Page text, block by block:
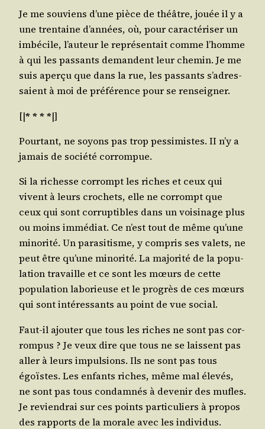
Je me sou­viens d’une pièce de théâtre, jouée il y a
une tren­taine d’an­nées, où, pour carac­té­ri­ser un
imbé­cile, l’au­teur le repré­sen­tait comme l’homme
à qui les pas­sants demandent leur che­min. Je me
suis aper­çu que dans la rue, les pas­sants s’a­dres­
saient à moi de pré­fé­rence pour se renseigner.
[|* * * *|]
Pour­tant, ne soyons pas trop pes­si­mistes. II n’y a
jamais de socié­té corrompue.
Si la richesse cor­rompt les riches et ceux qui
vivent à leurs cro­chets, elle ne cor­rompt que
ceux qui sont cor­rup­tibles dans un voi­si­nage plus
ou moins immé­diat. Ce n’est tout de même qu’une
mino­ri­té. Un para­si­tisme, y com­pris ses valets, ne
peut être qu’une mino­ri­té. La majo­ri­té de la popu­
la­tion tra­vaille et ce sont les mœurs de cette
popu­la­tion labo­rieuse et le pro­grès de ces mœurs
qui sont inté­res­sants au point de vue social.
Faut-il ajou­ter que tous les riches ne sont pas cor­
rom­pus ? Je veux dire que tous ne se laissent pas
aller à leurs impul­sions. Ils ne sont pas tous
égoïstes. Les enfants riches, même mal éle­vés,
ne sont pas tous condam­nés à deve­nir des mufles.
Je revien­drai sur ces points par­ti­cu­liers à pro­pos
des rap­ports de la morale avec les individus.